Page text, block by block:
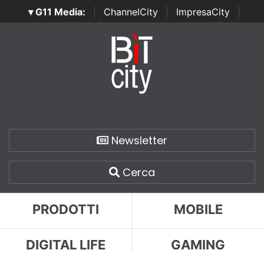
▾ G11 Media: ChannelCity ImpresaCity
SecurityOpenLab | Italian Channel Awards | Italian
Italian Security Awards
Newsletter
Cerca
PRODOTTI MOBILE
DIGITAL LIFE GAMING